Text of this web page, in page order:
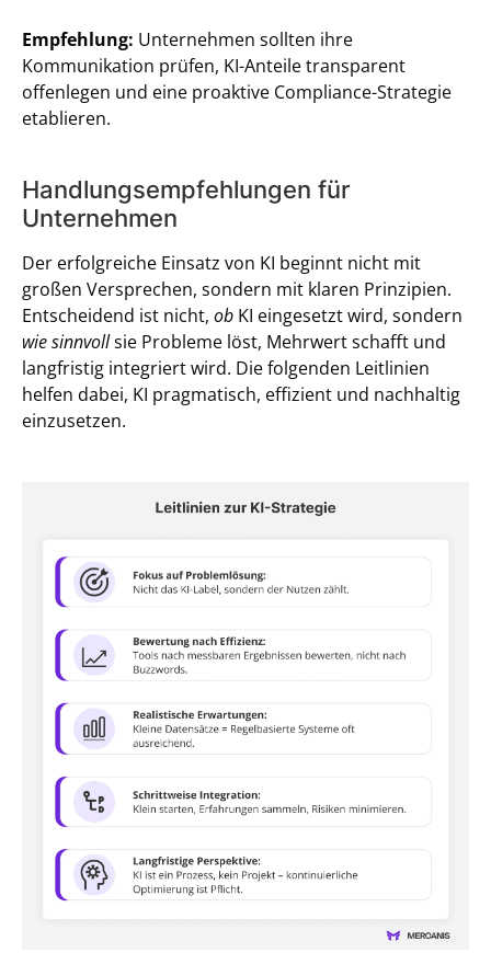
Empfehlung: Unternehmen sollten ihre
Kommunikation prüfen, KI-Anteile transparent
offenlegen und eine proaktive Compliance-Strategie
etablieren.
Handlungsempfehlungen für
Unternehmen
Der erfolgreiche Einsatz von KI beginnt nicht mit
großen Versprechen, sondern mit klaren Prinzipien.
Entscheidend ist nicht, ob KI eingesetzt wird, sondern
wie sinnvollsie Probleme löst, Mehrwert schafft und
langfristig integriert wird. Die folgenden Leitlinien
helfen dabei, KI pragmatisch, effizient und nachhaltig
einzusetzen.